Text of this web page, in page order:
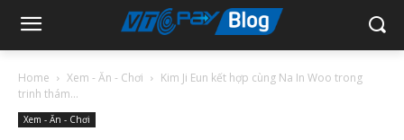
Home Xem - Ăn - Chơi
Kim Ji Eun kết hợp cùng Na In Woo trong
trinh thám...
Xem - Ăn - Chơi